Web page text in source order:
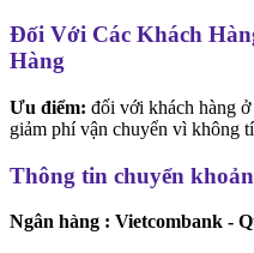
Đối Với Các Khách
Hàng
Ưu điểm: đối với khách hàng
giảm phí vận chuyển vì không
Thông tin chuyển
Ngân hàng : Vietcombank -